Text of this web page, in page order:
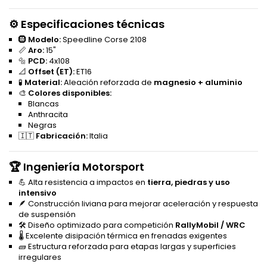
⚙️ Especificaciones técnicas
🛞 Modelo:Speedline Corse 2108
📏Aro:15"
🔩 PCD: 4x108
📐 Offset (ET):ET16
🧪 Material:Aleación reforzada de magnesio + aluminio
🎨 Colores disponibles:
Blancas
Anthracita
Negras
🇮🇹 Fabricación:Italia
🏆 Ingeniería Motorsport
💪 Alta resistencia a impactos en tierra, piedras y uso
intensivo
🪶 Construcción liviana para mejorar aceleración y respuesta
de suspensión
🛠️ Diseño optimizado para competición RallyMobil / WRC
🌡️ Excelente disipación térmica en frenadas exigentes
🧱 Estructura reforzada para etapas largas y superficies
irregulares